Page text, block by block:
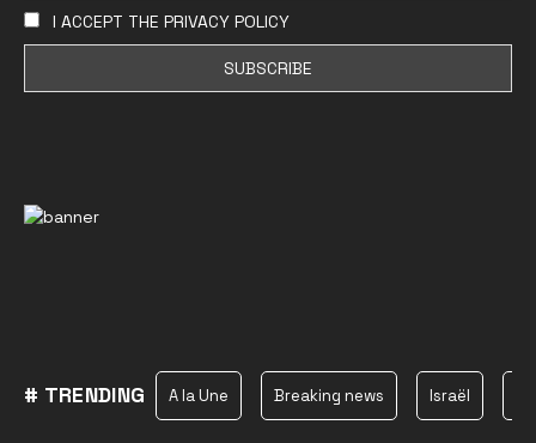
I ACCEPT THE PRIVACY POLICY
# TRENDING A la Une Breaking news Israël